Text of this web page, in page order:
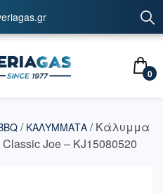
0
/ ΚΑΛΥΜΜΑΤΑ / Κάλυμμα
Joe – KJ15080520